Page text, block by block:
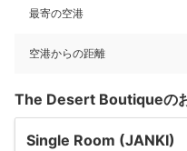
最寄の空港
空港からの距離
The Desert Boutiqueの
Single Room (JANKI)